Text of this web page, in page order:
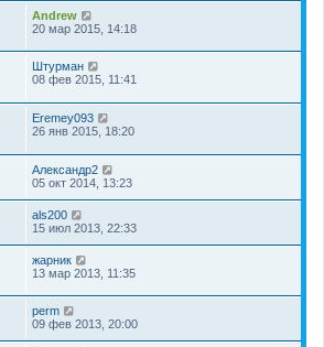
Andrew
20 мар 2015, 14:18
Штурман
08 фев 2015, 11:41
Eremey093
26 янв 2015, 18:20
Александр2
05 окт 2014, 13:23
als200
15 июл 2013, 22:33
жарник
13 мар 2013, 11:35
perm
09 фев 2013, 20:00